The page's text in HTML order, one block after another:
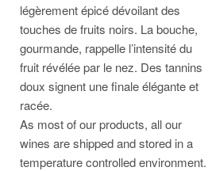
légèrement épicé dévoilant des
touches de fruits noirs. La bouche,
gourmande, rappelle l’intensité du
fruit révélée par le nez. Des tannins
doux signent une finale élégante et
racée.
As most of our products, all our
wines are shipped and stored in a
temperature controlled environment.